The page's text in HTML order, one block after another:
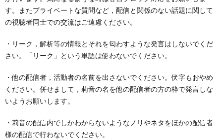
す。またプライベートな質問など，配信と関係のない話題に関して
の視聴者同士での交流はご遠慮ください。
・リーク，解析等の情報とそれを匂わすような発言はしないでくだ
さい。「リーク」という単語は使わないでください。
・他の配信者，活動者の名前を出さないでください。伏字もおやめ
ください。併せまして，莉音の名を他の配信者の方の枠で発言しな
いようお願いします。
・莉音の配信内でしかわからないようなノリやネタをほかの配信者
様の配信で行わないでください。